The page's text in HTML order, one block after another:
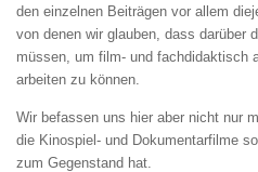
den einzelnen Beiträgen vor allem
von denen wir glauben, dass darüber
müssen, um film- und fachdidaktisch
arbeiten zu können.
Wir befassen uns hier aber nicht nur
die Kinospiel- und Dokumentarfilme
zum Gegenstand hat.